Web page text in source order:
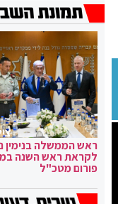
ראש הממשלה בנימין
לקראת ראש השנה
פורום מטכ"ל